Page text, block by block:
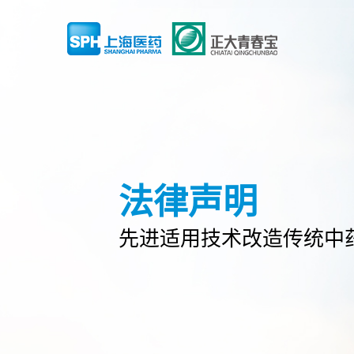
法律声明
先进适用技术改造传统中